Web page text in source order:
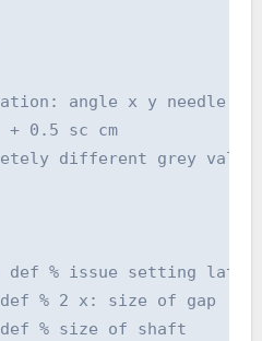
angle x y needle,
+ 0.5 sc cm
different grey
def % issue setting
% 2 x: size of gap
% size of shaft